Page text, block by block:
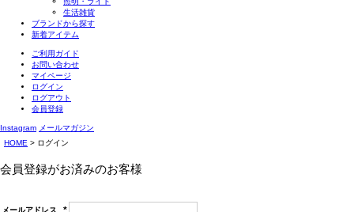
生活雑貨
ブランドから探す
新着アイテム
ご利用ガイド
お問い合わせ
マイページ
ログイン
ログアウト
会員登録
Instagram メールマガジン
HOME
ログイン
会員登録がお済みのお客様
メールアドレス